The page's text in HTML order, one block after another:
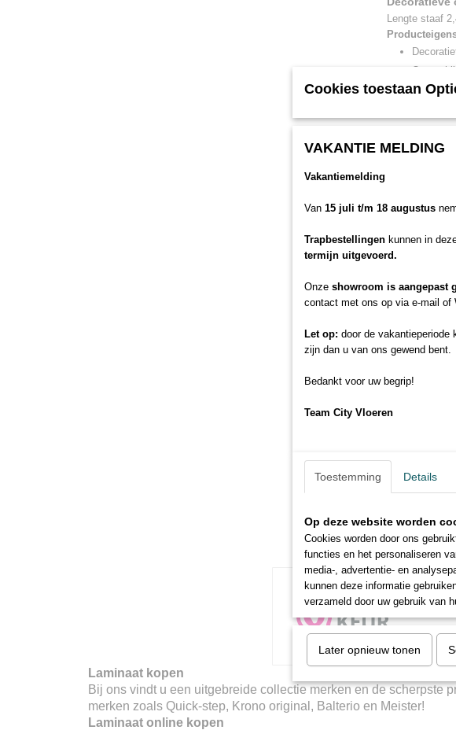
Lengte staaf
Geschikt
Laminaat kopen
Bij ons vindt u een uitgebreide collectie merken en de
merken zoals Quick-step, Krono original, Balterio en Meister!
Laminaat online kopen
Cookies toestaan
VAKANTIE MELDING
Vakantiemelding
Van 15 juli t/m 18 augustus
Trapbestellingen kunnen in
termijn uitgevoerd.
Onze showroom is aangepast
contact met ons op via e-mail of
Let op: door de vakantieperiode
zijn dan u van ons gewend bent.
Bedankt voor uw begrip!
Team City Vloeren
Toestemming Details
Op deze website worden
Cookies worden door ons
functies en het personaliseren
media-, advertentie- en
kunnen deze informatie
verzameld door uw gebruik van
Later opnieuw tonen